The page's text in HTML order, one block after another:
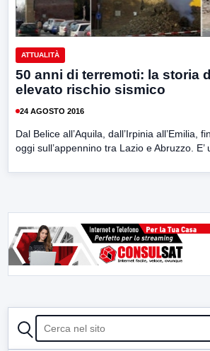
ATTUALITÀ
50 anni di terremoti: la storia
elevato rischio sismico
24 AGOSTO 2016
Dal Belice all’Aquila, dall’Irpinia all’Emilia,
oggi sull’appennino tra Lazio e Abruzzo. E’
CERCA